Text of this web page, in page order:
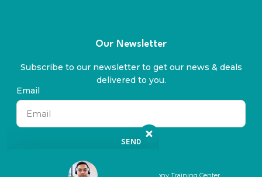
Our Newsletter
Subscribe to our newsletter to get our news & deals
delivered to you.
Email
SEND
© 2024 All rights reserved. By Symphony Training Center